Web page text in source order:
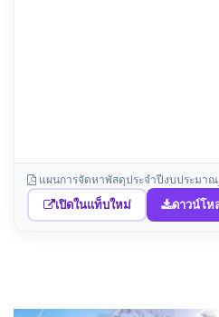
แผนการจัดหาพัสดุประจำปีงบประมาณ
เปิดในแท็บใหม่ ดาวน์โห